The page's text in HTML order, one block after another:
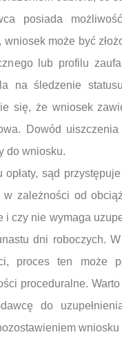
posiada
może być
lub profilu
na śledzenie
się, że wniosek
Dowód
do wniosku.
opłaty, sąd
zależności od
i czy nie wymaga
dni roboczych.
proces ten może
proceduralne.
do